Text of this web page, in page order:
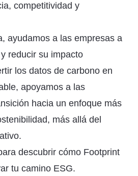
competitividad y
ayudamos a las empresas a
reducir su impacto
los datos de carbono en
apoyamos a las
hacia un enfoque más
más allá del
descubrir cómo Footprint
tu camino ESG.